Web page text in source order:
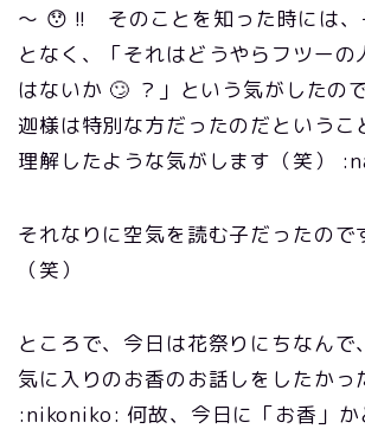
～ 😯 !! そのことを知った時には、
となく、「それはどうやらフツーの
はないか 🙄 ？」という気がしたの
迦様は特別な方だったのだというこ
理解したような気がします（笑）
それなりに空気を読む子だったの
（笑）
ところで、今日は花祭りにちなんで
気に入りのお香のお話しをしたかっ
:nikoniko: 何故、今日に「お香」か